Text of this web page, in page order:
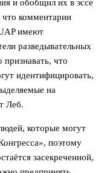
и обобщил их в эссе
что комментарии
имеют
разведывательных
признавать, что
идентифицировать,
на
Леб.
которые могут
поэтому
засекреченной,